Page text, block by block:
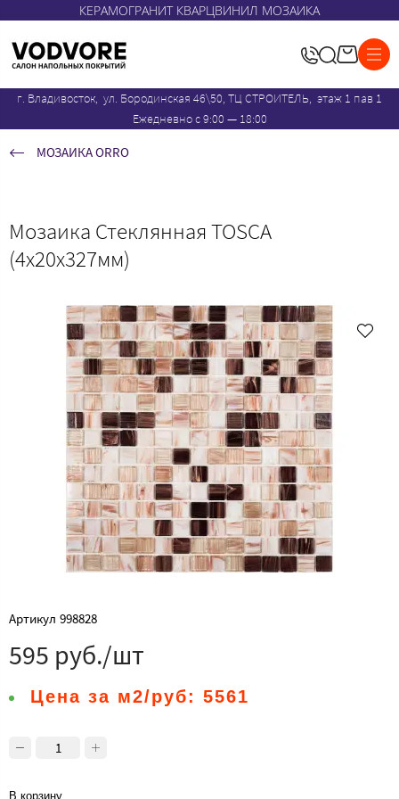
КЕРАМОГРАНИТ КВАРЦВИНИЛ МОЗАИКА
г. Владивосток, ул. Бородинская 46\50, ТЦ СТРОИТЕЛЬ, этаж 1 пав 1
Ежедневно с 9:00 — 18:00
МОЗАИКА ORRO
Мозаика Стеклянная TOSCA
(4x20x327мм)
Артикул 998828
595 руб./шт
Цена за м2/руб: 5561
В корзину